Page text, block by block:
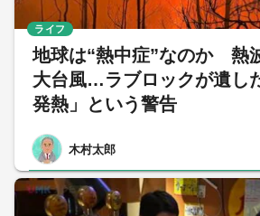
地球は“熱中症”なのか 熱
大台風…ラブロックが遺し
発熱」という警告
木村太郎
ライフ